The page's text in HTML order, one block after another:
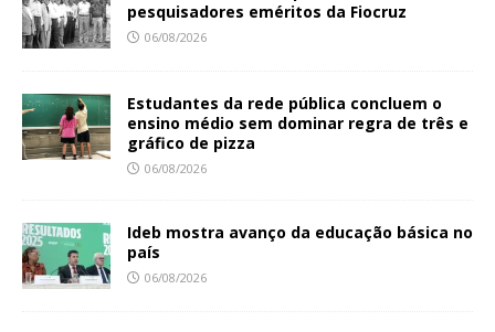
pesquisadores eméritos da Fiocruz
06/08/2026
Estudantes da rede pública concluem o
ensino médio sem dominar regra de três e
gráfico de pizza
06/08/2026
Ideb mostra avanço da educação básica no
país
06/08/2026